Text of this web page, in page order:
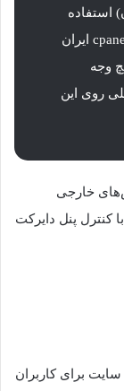
استفاده
می‌کنند؛ در صورتی که شرکت سازنده cpanel ایران
وجه
روی این
خارجی
کنترل پنل دایرکت
برای کاربران